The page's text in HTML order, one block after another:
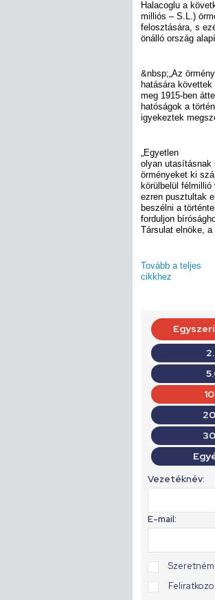
Halacoglu a
milliós – S.L.)
felosztására, s
önálló ország
&nbsp;„Az
hatására
meg 1915-ben
hatóságok a
igyekeztek
„Egyetlen
olyan utasításnak
örményeket ki
körülbelül
ezren pusztultak
beszélni a
forduljon
Társulat elnöke,
Tovább a teljes
cikkhez